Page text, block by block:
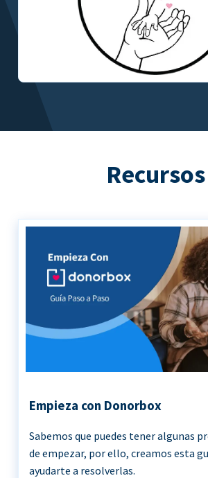
Recursos
Empieza con Donorbox
Sabemos que puedes tener algunas
de empezar, por ello, creamos esta
ayudarte a resolverlas.